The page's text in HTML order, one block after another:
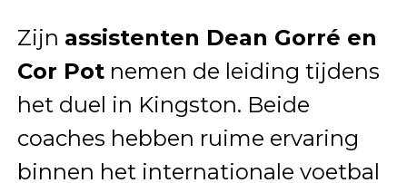
Zijn assistenten Dean Gorré en
Cor Potnemen de leiding tijdens
het duel in Kingston. Beide
coaches hebben ruime ervaring
binnen het internationale voetbal